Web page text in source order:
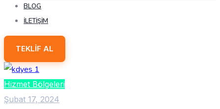
BLOG
İLETIŞIM
TEKLIF AL
Hizmet Bölgeleri
Şubat 17, 2024